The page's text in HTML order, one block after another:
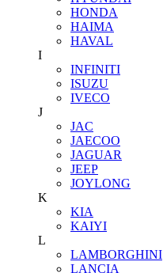
HONDA
HAIMA
HAVAL
I
INFINITI
ISUZU
IVECO
J
JAC
JAECOO
JAGUAR
JEEP
JOYLONG
K
KIA
KAIYI
L
LAMBORGHINI
LANCIA